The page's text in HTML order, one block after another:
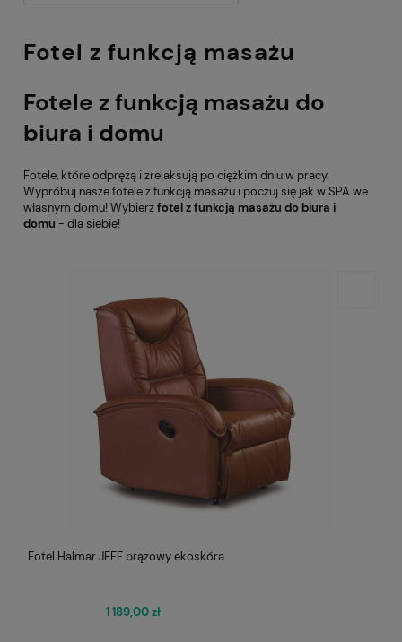
Fotel z funkcją masażu
Fotele z funkcją masażu do
biura i domu
Fotele, które odprężą i zrelaksują po ciężkim dniu w pracy.
Wypróbuj nasze fotele z funkcją masażu i poczuj się jak w SPA we
własnym domu! Wybierzfotel z funkcją masażu do biura i
domu - dla siebie!
Fotel Halmar JEFF brązowy ekoskóra
1 189,00 zł